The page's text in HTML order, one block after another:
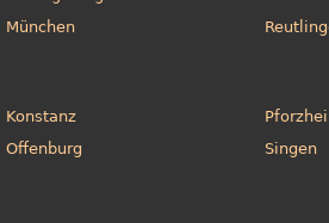
München
Konstanz
Offenburg
Singen